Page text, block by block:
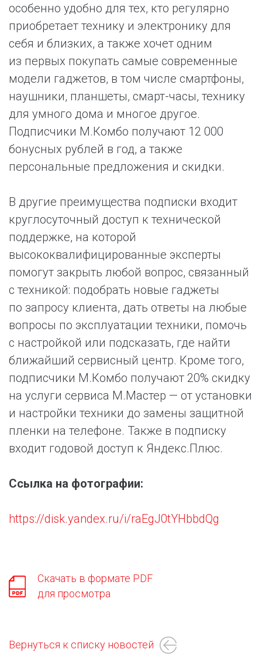
особенно удобно для тех, кто регулярно
приобретает технику и электронику для
себя и близких, а также хочет одним
из первых покупать самые современные
модели гаджетов, в том числе смартфоны,
наушники, планшеты, смарт-часы, технику
для умного дома и многое другое.
Подписчики М.Комбо получают 12 000
бонусных рублей в год, а также
персональные предложения и скидки.
В другие преимущества подписки входит
круглосуточный доступ к технической
поддержке, на которой
высококвалифицированные эксперты
помогут закрыть любой вопрос, связанный
с техникой: подобрать новые гаджеты
по запросу клиента, дать ответы на любые
вопросы по эксплуатации техники, помочь
с настройкой или подсказать, где найти
ближайший сервисный центр. Кроме того,
подписчики М.Комбо получают 20% скидку
на услуги сервиса М.Мастер — от установки
и настройки техники до замены защитной
пленки на телефоне. Также в подписку
входит годовой доступ к Яндекс.Плюс.
Ссылка на фотографии:
https://disk.yandex.ru/i/raEgJ0tYHbbdQg
Скачать в формате PDF
для просмотра
Вернуться к списку новостей